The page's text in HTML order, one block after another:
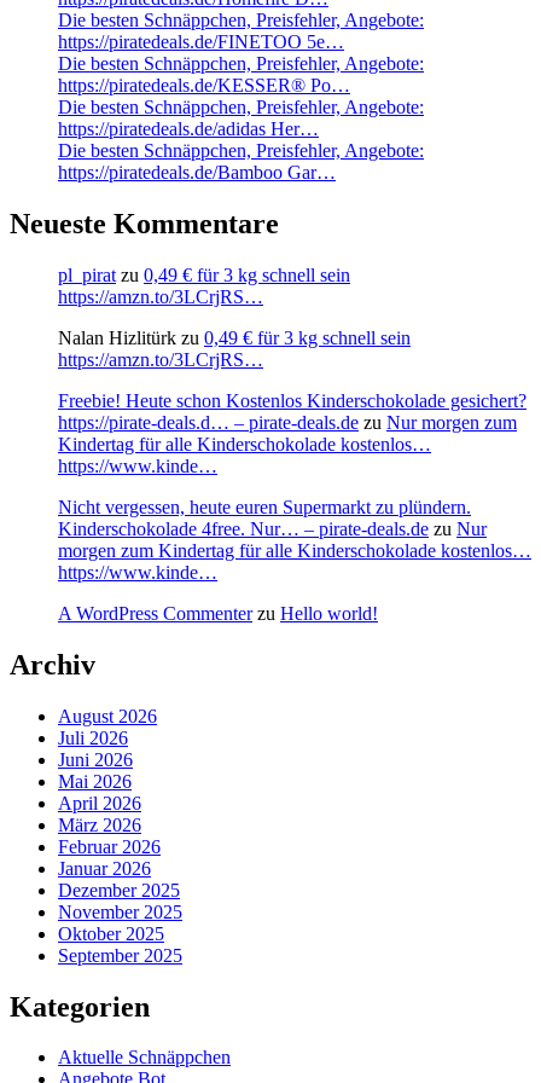
Die besten Schnäppchen, Preisfehler, Angebote:
https://piratedeals.de/FINETOO 5e…
Die besten Schnäppchen, Preisfehler, Angebote:
https://piratedeals.de/KESSER® Po…
Die besten Schnäppchen, Preisfehler, Angebote:
https://piratedeals.de/adidas Her…
Die besten Schnäppchen, Preisfehler, Angebote:
https://piratedeals.de/Bamboo Gar…
Neueste Kommentare
pl_pirat zu 0,49 € für 3 kg schnell sein
https://amzn.to/3LCrjRS…
Nalan Hizlitürk zu 0,49 € für 3 kg schnell sein
https://amzn.to/3LCrjRS…
Freebie! Heute schon Kostenlos Kinderschokolade gesichert?
https://pirate-deals.d… – pirate-deals.de zu Nur morgen zum
Kindertag für alle Kinderschokolade kostenlos…
https://www.kinde…
Nicht vergessen, heute euren Supermarkt zu plündern.
Kinderschokolade 4free. Nur… – pirate-deals.de zu Nur
morgen zum Kindertag für alle Kinderschokolade kostenlos…
https://www.kinde…
A WordPress Commenterzu Hello world!
Archiv
August 2026
Juli 2026
Juni 2026
Mai 2026
April 2026
März 2026
Februar 2026
Januar 2026
Dezember 2025
November 2025
Oktober 2025
September 2025
Kategorien
Aktuelle Schnäppchen